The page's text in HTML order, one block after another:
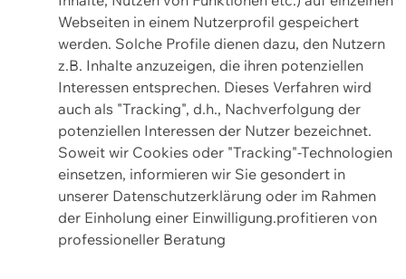
Webseiten in einem Nutzerprofil gespeichert
werden. Solche Profile dienen dazu, den Nutzern
z.B. Inhalte anzuzeigen, die ihren potenziellen
Interessen entsprechen. Dieses Verfahren wird
auch als "Tracking", d.h., Nachverfolgung der
potenziellen Interessen der Nutzer bezeichnet.
Soweit wir Cookies oder "Tracking"-Technologien
einsetzen, informieren wir Sie gesondert in
unserer Datenschutzerklärung oder im Rahmen
der Einholung einer Einwilligung.profitieren von
professioneller Beratung